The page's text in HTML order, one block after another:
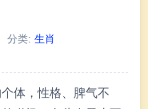
分类: 生肖
体，性格、脾气不